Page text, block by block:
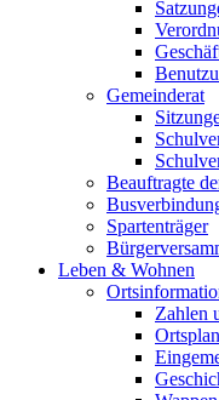
Gemeinderat
Beauftragte
Spartenträger
Leben & Wohnen
Zahlen
Ortsplan